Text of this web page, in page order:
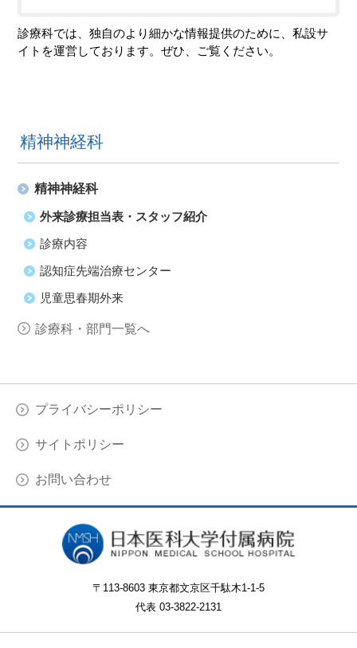
診療科では、独自のより細かな情報提供のために、私設サ
イトを運営しております。ぜひ、ご覧ください。
精神神経科
精神神経科
外来診療担当表・スタッフ紹介
診療内容
認知症先端治療センター
児童思春期外来
診療科・部門一覧へ
プライバシーポリシー
サイトポリシー
お問い合わせ
〒113-8603 東京都文京区千駄木1-1-5
代表 03-3822-2131